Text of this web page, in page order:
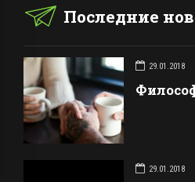
Последние
29.01.2018
29.01.2018